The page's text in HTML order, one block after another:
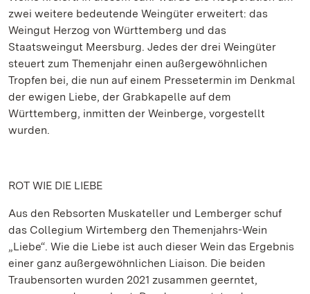
zwei weitere bedeutende Weingüter erweitert: das
Weingut Herzog von Württemberg und das
Staatsweingut Meersburg. Jedes der drei Weingüter
steuert zum Themenjahr einen außergewöhnlichen
Tropfen bei, die nun auf einem Pressetermin im Denkmal
der ewigen Liebe, der Grabkapelle auf dem
Württemberg, inmitten der Weinberge, vorgestellt
wurden.
ROT WIE DIE LIEBE
Aus den Rebsorten Muskateller und Lemberger schuf
das Collegium Wirtemberg den Themenjahrs-Wein
„Liebe“. Wie die Liebe ist auch dieser Wein das Ergebnis
einer ganz außergewöhnlichen Liaison. Die beiden
Traubensorten wurden 2021 zusammen geerntet,